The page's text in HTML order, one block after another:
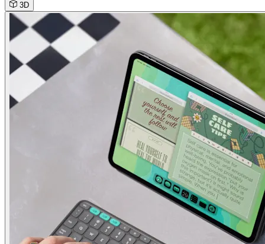
3D